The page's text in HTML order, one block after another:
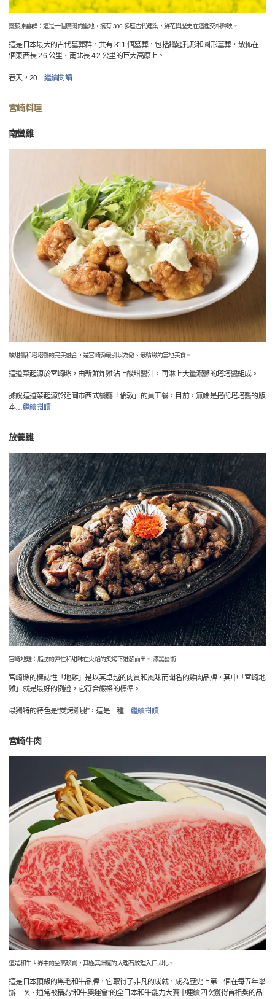
齋藤原墓群：這是一個廣闊的聖地，擁有 300 多座古代建築，鮮花與歷史在這裡交相輝映。
這是日本最大的古代墓葬群，共有 311 個墓葬，包括鑰匙孔形和圓形墓葬，散佈在一
個東西長 2.6 公里、南北長 4.2 公里的巨大高原上。
春天，20…繼續閱讀
宮崎料理
南蠻雞
酸甜醬和塔塔醬的完美融合，是宮崎縣最引以為傲、最精緻的當地美食。
這道菜起源於宮崎縣，由新鮮炸雞沾上酸甜醬汁，再淋上大量濃鬱的塔塔醬組成。
據說這道菜起源於延岡市西式餐廳「倫敦」的員工餐，目前，無論是搭配塔塔醬的版
本…繼續閱讀
放養雞
宮崎地雞：脂肪的彈性和甜味在火焰的炙烤下迸發而出。“漆黑藝術“
宮崎縣的標誌性「地雞」是以其卓越的肉質和風味而聞名的雞肉品牌，其中「宮崎地
雞」就是最好的例證，它符合嚴格的標準。
最獨特的特色是“炭烤雞腿”，這是一種…繼續閱讀
宮崎牛肉
這是和牛世界中的至高珍寶，其極其細膩的大理石紋理入口即化。
這是日本頂級的黑毛和牛品牌，它取得了非凡的成就，成為歷史上第一個在每五年舉
辦一次、通常被稱為“和牛奧運會”的全日本和牛能力大賽中連續四次獲得首相獎的品